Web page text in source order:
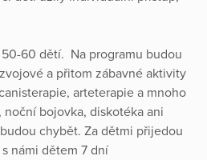
60 dětí. Na programu budou
a přitom zábavné aktivity
arteterapie a mnoho
bojovka, diskotéka ani
chybět. Za dětmi přijedou
námi dětem 7 dní